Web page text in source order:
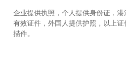
企业提供执照，个人提供身份证，
有效证件，外国人提供护照，以上
描件。